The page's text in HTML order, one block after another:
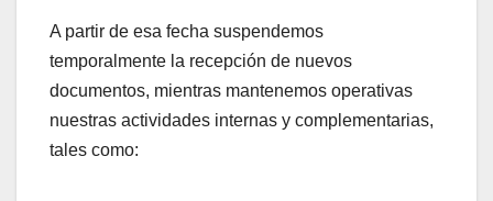
A partir de esa fecha suspendemos
temporalmente la recepción de nuevos
documentos, mientras mantenemos operativas
nuestras actividades internas y complementarias,
tales como: